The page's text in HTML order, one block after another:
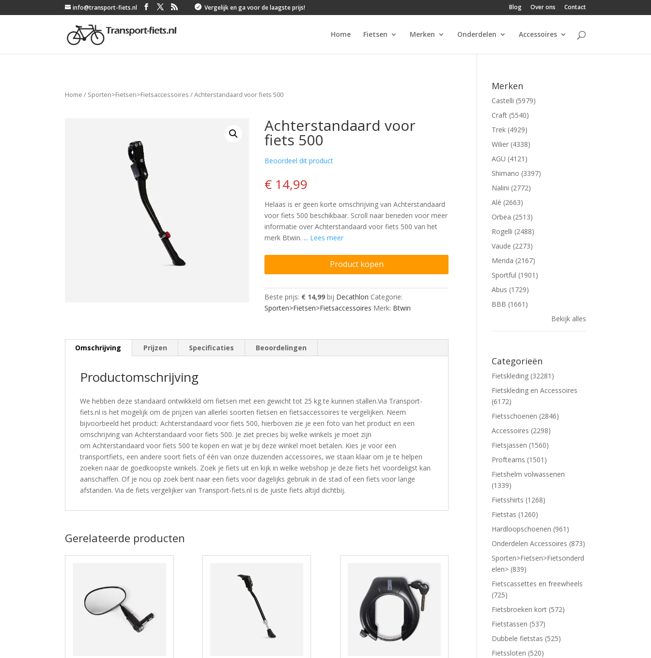
info@transport-fiets.nl  Vergelijk en ga voor de laagste prijs! Blog Over ons Contact
Home Fietsen Merken Onderdelen Accessoires
Home / Sporten>Fietsen>Fietsaccessoires /Achterstandaard voor fiets 500
Achterstandaard voor
fiets 500
Beoordeel dit product
€ 14,99
Helaas is er geen korte omschrijving van Achterstandaard
voor fiets 500 beschikbaar. Scroll naar beneden voor meer
informatie over Achterstandaard voor fiets 500 van het
merk Btwin. ... Lees meer
Product kopen
Beste prijs: € 14,99 bij Decathlon Categorie:
Sporten>Fietsen>Fietsaccessoires Merk: Btwin
Omschrijving Prijzen Specificaties Beoordelingen
Productomschrijving
We hebben deze standaard ontwikkeld om fietsen met een gewicht tot 25 kg te kunnen stallen.Via Transport-
fiets.nl is het mogelijk om de prijzen van allerlei soorten fietsen en fietsaccessoires te vergelijken. Neem
bijvoorbeeld het product: Achterstandaard voor fiets 500, hierboven zie je een foto van het product en een
omschrijving van Achterstandaard voor fiets 500. Je ziet precies bij welke winkels je moet zijn
om Achterstandaard voor fiets 500 te kopen en wat je bij deze winkel moet betalen. Kies je voor een
transportfiets, een andere soort fiets of één van onze duizenden accessoires, we staan klaar om je te helpen
zoeken naar de goedkoopste winkels. Zoek je fiets uit en kijk in welke webshop je deze fiets het voordeligst kan
aanschaffen. Of je nou op zoek bent naar een fiets voor dagelijks gebruik in de stad of een fiets voor lange
afstanden. Via de fiets vergelijker van Transport-fiets.nl is de juiste fiets altijd dichtbij.
Gerelateerde producten
Merken
Castelli (5979)
Craft (5540)
Trek (4929)
Wilier (4338)
AGU (4121)
Shimano (3397)
Nalini (2772)
Alé (2663)
Orbea (2513)
Rogelli (2488)
Vaude (2273)
Merida (2167)
Sportful (1901)
Abus (1729)
BBB (1661)
Bekijk alles
Categorieën
Fietskleding (32281)
Fietskleding en Accessoires
(6172)
Fietsschoenen (2846)
Accessoires (2298)
Fietsjassen (1560)
Profteams (1501)
Fietshelm volwassenen
(1339)
Fietsshirts (1268)
Fietstas (1260)
Hardloopschoenen (961)
Onderdelen Accessoires (873)
Sporten>Fietsen>Fietsonderd
elen> (839)
Fietscassettes en freewheels
(725)
Fietsbroeken kort (572)
Fietstassen (537)
Dubbele fietstas (525)
Fietssloten (520)